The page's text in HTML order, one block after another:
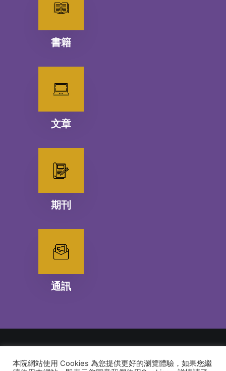
書籍
文章
期刊
通訊
© 2026 建道神學院Alliance Bible Seminary. All rights reserved
本院網站使用 Cookies 為您提供更好的瀏覽體驗，如果您繼